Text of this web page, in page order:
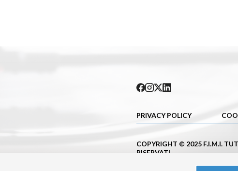
PRIVACY POLICY
COPYRIGHT © 2025 F.I.M.I.
RISERVATI